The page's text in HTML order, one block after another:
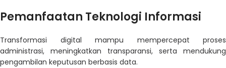
Pemanfaatan Teknologi Informasi
Transformasi digital mampu mempercepat proses
administrasi, meningkatkan transparansi, serta mendukung
pengambilan keputusan berbasis data.